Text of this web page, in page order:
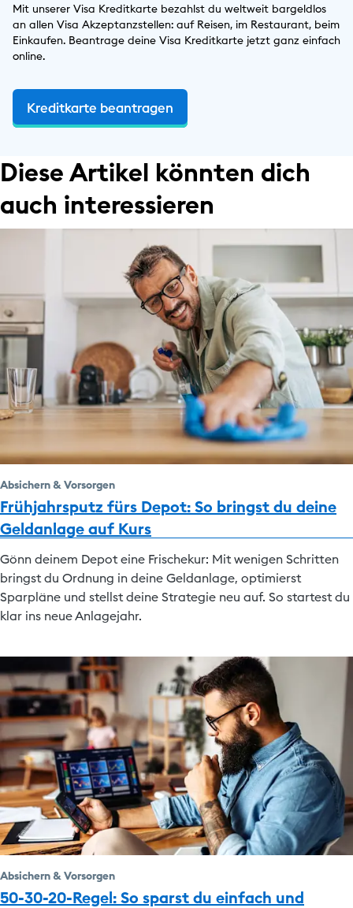
Mit unserer Visa Kreditkarte bezahlst du weltweit bargeldlos
an allen Visa Akzeptanzstellen: auf Reisen, im Restaurant, beim
Einkaufen. Beantrage deine Visa Kreditkarte jetzt ganz einfach
online.
Kreditkarte beantragen
Diese Artikel könnten dich
auch interessieren
Absichern & Vorsorgen
Frühjahrsputz fürs Depot: So bringst du deine
Geldanlage auf Kurs
Gönn deinem Depot eine Frischekur: Mit wenigen Schritten
bringst du Ordnung in deine Geldanlage, optimierst
Sparpläne und stellst deine Strategie neu auf. So startest du
klar ins neue Anlagejahr.
Absichern & Vorsorgen
50-30-20-Regel: So sparst du einfach und